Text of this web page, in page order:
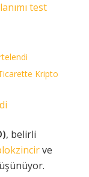
test
Kripto
, belirli
ve